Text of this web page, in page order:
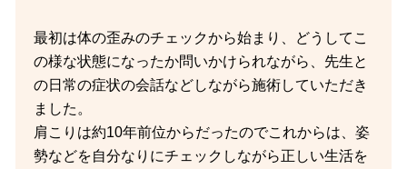
最初は体の歪みのチェックから始まり、どうしてこ
の様な状態になったか問いかけられながら、先生と
の日常の症状の会話などしながら施術していただき
ました。
肩こりは約10年前位からだったのでこれからは、姿
勢などを自分なりにチェックしながら正しい生活を